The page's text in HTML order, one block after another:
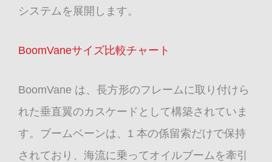
システムを展開します。
BoomVaneサイズ比較チャート
BoomVane は、長方形のフレームに取り付けら
れた垂直翼のカスケードとして構築されていま
す。ブームベーンは、1 本の係留索だけで保持
されており、海流に乗ってオイルブームを牽引